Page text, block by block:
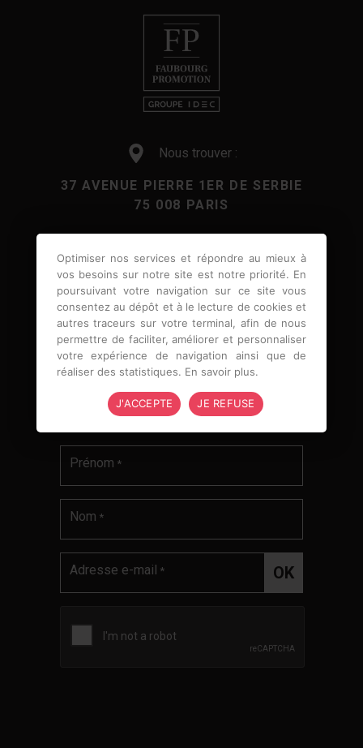
Nous trouver :
37 AVENUE PIERRE 1ER DE SERBIE
75 008 PARIS
01 61 61 69 10
Nous suivre :
Prénom *
Nom *
Adresse e-mail *
Optimiser nos services et répondre au mieux à
vos besoins sur notre site est notre priorité. En
poursuivant votre navigation sur ce site vous
consentez au dépôt et à le lecture de cookies et
autres traceurs sur votre terminal, afin de nous
permettre de faciliter, améliorer et personnaliser
votre expérience de navigation ainsi que de
réaliser des statistiques. En savoir plus.
J'ACCEPTE JE REFUSE